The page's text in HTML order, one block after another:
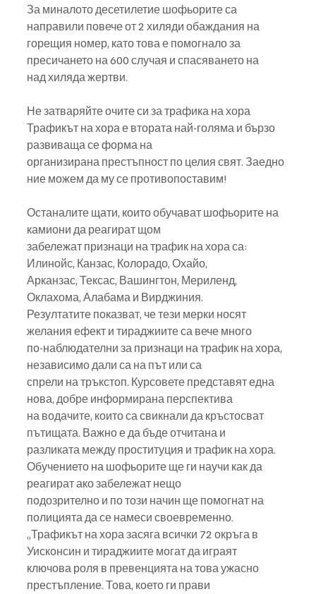
За миналото десетилетие шофьорите са
направили повече от 2 хиляди обаждания на
горещия номер, като това е помогнало за
пресичането на 600 случая и спасяването на
над хиляда жертви.
Не затваряйте очите си за трафика на хора
Трафикът на хора е втората най-голяма и бързо
развиваща се форма на
организирана престъпност по целия свят. Заедно
ние можем да му се противопоставим!
Останалите щати, които обучават шофьорите на
камиони да реагират щом
забележат признаци на трафик на хора са:
Илинойс, Канзас, Колорадо, Охайо,
Арканзас, Тексас, Вашингтон, Мериленд,
Оклахома, Алабама и Вирджиния.
Резултатите показват, че тези мерки носят
желания ефект и тираджиите са вече много
по-наблюдателни за признаци на трафик на хора,
независимо дали са на път или са
спрели на тръкстоп. Курсовете представят една
нова, добре информирана перспектива
на водачите, които са свикнали да кръстосват
пътищата. Важно е да бъде отчитана и
разликата между проституция и трафик на хора.
Обучението на шофьорите ще ги научи как да
реагират ако забележат нещо
подозрително и по този начин ще помогнат на
полицията да се намеси своевременно.
„Трафикът на хора засяга всички 72 окръга в
Уисконсин и тираджиите могат да играят
ключова роля в превенцията на това ужасно
престъпление. Това, което ги прави